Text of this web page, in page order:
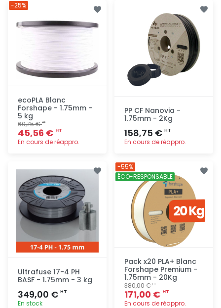
rapide
ecoPLA Blanc
Forshape - 1.75mm -
5 kg
60,75 €HT
45,56 € HT
En cours de réappro.
rapide
-25%
PP CF Nanovia -
1.75mm - 2Kg
158,75 € HT
En cours de réappro.
rapide
Ultrafuse 17-4 PH
BASF - 1.75mm - 3 kg
349,00 € HT
En stock
Pack x20 PLA+ Blanc
Forshape Premium -
1.75mm - 20Kg
380,00 €HT
171,00 € HT
En cours de réappro.
-55%
ÉCO-RESPONSABLE